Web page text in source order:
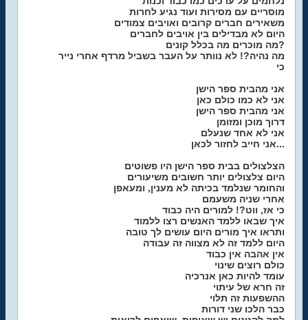
מוסריים עם מסירות ועוד נגיע לחרות
משאירים חברים קרובים ואויבים צמודים
היום לא מבדילים בין אויבים לחברים
מה מוכרים מה בכלל קונים?
מה נהיה?! לא נוותר על העבר בשביל מרדף אחרי נייר
כי
אני מהבית ספר הישן
אני לא כמו כולם כאן
אני מהבית ספר הישן
דרוך מוכן ומזומן
אני לא אחד שנעלם
אני חייב לחזור לכאן...
הצלצולים בבית ספר הישן היו פשוטים
היום צלצולים יותר חשובים משיעורים
והחומר שנלמד בכיתה לא מענין, ומעאפן
אחרי שניה משעמם
כי אז, ווט?! למורים היה כבוד
איך שבאו ללמד האנשים רצו ללמוד
ותראו איך מורים היום עושים לך טובה
היום ללמד זה לא מצווה זה עבודה
אין אהבה אין כבוד
כולם רוצים שינוי
עומד להיות כאן אנרכיה
זה חרא של עיתוי
ההשפעות זה תלוי
כבר הלכו שני דורות